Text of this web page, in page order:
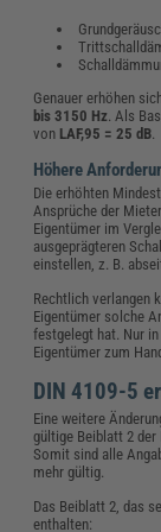
Genauer erhöhen
bis 3150 Hz . Als
von LAF,95 = 25 dB
Höhere
Die erhöhten
Ansprüche der
Eigentümer im
ausgeprägteren
einstellen, z. B.
Rechtlich verlangen
Eigentümer solche
festgelegt hat. Nur
Eigentümer zum
DIN 4109-5
Eine weitere
gültige Beiblatt 2 der
Somit sind alle
mehr gültig.
Das Beiblatt 2, das
enthalten: